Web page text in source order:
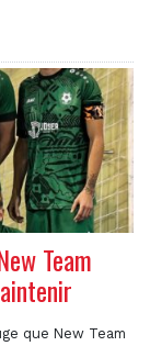
Team
que New Team